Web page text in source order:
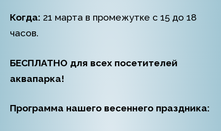
Когда: 21 марта в промежутке с 15 до 18
часов.
БЕСПЛАТНО для всех посетителей
аквапарка!
Программа нашего весеннего праздника: